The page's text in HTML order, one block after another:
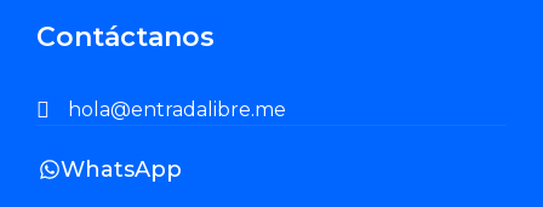
Contáctanos
hola@entradalibre.me
WhatsApp